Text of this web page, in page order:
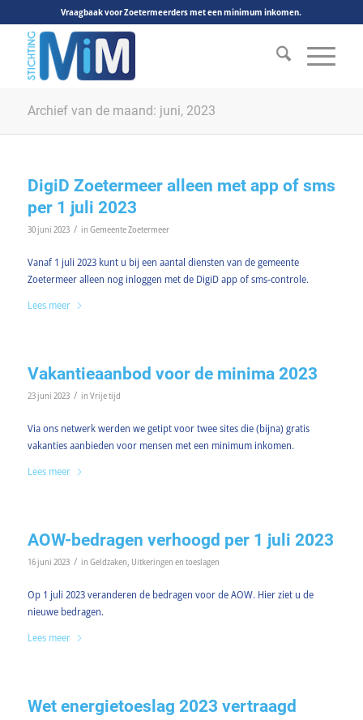
Vraagbaak voor Zoetermeerders met een minimum inkomen.
Archief van de maand: juni, 2023
DigiD Zoetermeer alleen met app of sms
per 1 juli 2023
30 juni 2023 / in Gemeente Zoetermeer
Vanaf 1 juli 2023 kunt u bij een aantal diensten van de gemeente
Zoetermeer alleen nog inloggen met de DigiD app of sms-controle.
Lees meer
Vakantieaanbod voor de minima 2023
23 juni 2023 / in Vrije tijd
Via ons netwerk werden we getipt voor twee sites die (bijna) gratis
vakanties aanbieden voor mensen met een minimum inkomen.
Lees meer
AOW-bedragen verhoogd per 1 juli 2023
16 juni 2023 / in Geldzaken, Uitkeringen en toeslagen
Op 1 juli 2023 veranderen de bedragen voor de AOW. Hier ziet u de
nieuwe bedragen.
Lees meer
Wet energietoeslag 2023 vertraagd